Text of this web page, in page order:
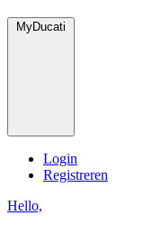
MyDucati
Login
Registreren
Hello,